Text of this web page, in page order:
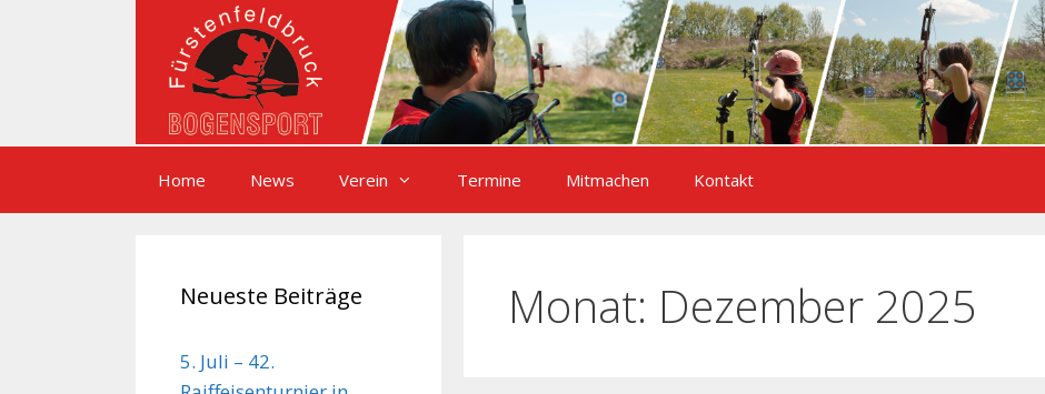
Home News Verein Termine Mitmachen Kontakt
Monat: Dezember 2025
Neueste Beiträge
5. Juli – 42.